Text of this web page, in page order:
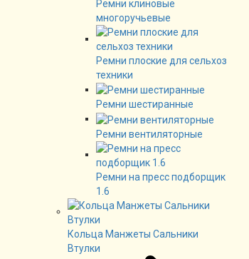
Ремни клиновые
многоручьевые
Ремни плоские для сельхоз
техники
Ремни шестиранные
Ремни вентиляторные
Ремни на пресс подборщик
1.6
Кольца Манжеты Сальники
Втулки